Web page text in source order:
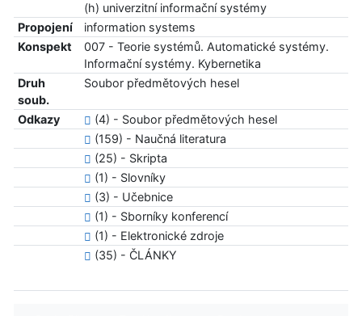
(h) univerzitní informační systémy
Propojení
information systems
Konspekt
007 - Teorie systémů. Automatické systémy.
Informační systémy. Kybernetika
Druh
soub.
Soubor předmětových hesel
Odkazy
(4) - Soubor předmětových hesel
(159) - Naučná literatura
(25) - Skripta
(1) - Slovníky
(3) - Učebnice
(1) - Sborníky konferencí
(1) - Elektronické zdroje
(35) - ČLÁNKY